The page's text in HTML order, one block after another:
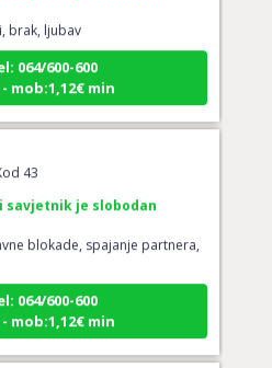
064/600-600
- mob:1,12€ min
savjetnik je slobodan
blokade, spajanje partnera,
064/600-600
- mob:1,12€ min